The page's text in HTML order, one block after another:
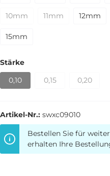
10mm 11mm 12mm
15mm
Stärke
0,10
0,15 0,20
Artikel-Nr.: swxc09010
Bestellen Sie für
erhalten Ihre